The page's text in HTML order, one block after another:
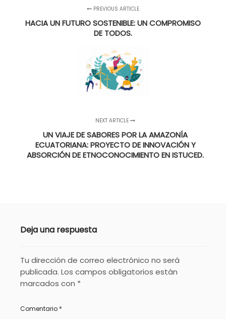
PREVIOUS ARTICLE
HACIA UN FUTURO SOSTENIBLE: UN COMPROMISO
DE TODOS.
NEXT ARTICLE
UN VIAJE DE SABORES POR LA AMAZONÍA
ECUATORIANA: PROYECTO DE INNOVACIÓN Y
ABSORCIÓN DE ETNOCONOCIMIENTO EN ISTUCED.
Deja una respuesta
Tu dirección de correo electrónico no será
publicada. Los campos obligatorios están
marcados con *
Comentario *